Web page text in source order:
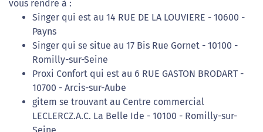
vous rendre à :
Singer qui est au 14 RUE DE LA LOUVIERE - 10600 -
Payns
Singer qui se situe au 17 Bis Rue Gornet - 10100 -
Romilly-sur-Seine
Proxi Confort qui est au 6 RUE GASTON BRODART -
10700 - Arcis-sur-Aube
gitem se trouvant au Centre commercial
LECLERCZ.A.C. La Belle Ide - 10100 - Romilly-sur-